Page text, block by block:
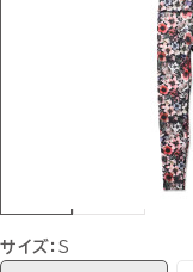
サイズ：S